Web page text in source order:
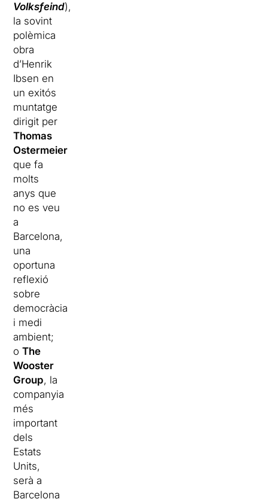
Volksfeind),
la sovint
polèmica
obra
d’Henrik
Ibsen en
un exitós
muntatge
dirigit per
Thomas
Ostermeier
que fa
molts
anys que
no es veu
a
Barcelona,
una
oportuna
reflexió
sobre
democràcia
i medi
ambient;
oThe
Wooster
Group, la
companyia
més
important
dels
Estats
Units,
serà a
Barcelona